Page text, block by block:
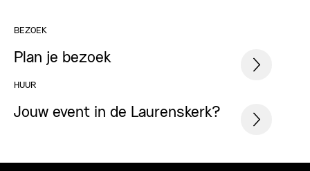
BEZOEK
Plan je bezoek
HUUR
Jouw event in de Laurenskerk?